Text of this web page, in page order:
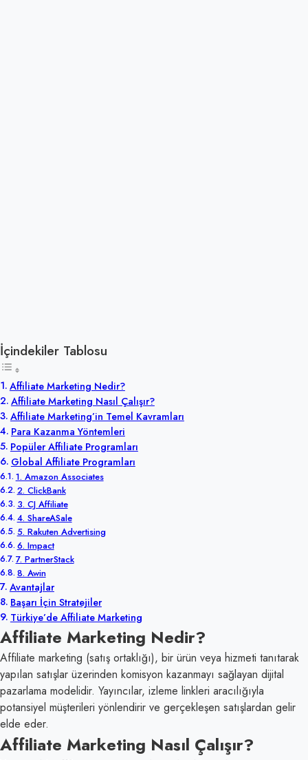
İçindekiler Tablosu
Affiliate Marketing Nedir?
Affiliate Marketing Nasıl Çalışır?
Affiliate Marketing’in Temel Kavramları
Para Kazanma Yöntemleri
Popüler Affiliate Programları
Global Affiliate Programları
1. Amazon Associates
2. ClickBank
3. CJ Affiliate
4. ShareASale
5. Rakuten Advertising
6. Impact
7. PartnerStack
8. Awin
Avantajlar
Başarı İçin Stratejiler
Türkiye’de Affiliate Marketing
Affiliate Marketing Nedir?
Affiliate marketing (satış ortaklığı), bir ürün veya hizmeti tanıtarak
yapılan satışlar üzerinden komisyon kazanmayı sağlayan dijital
pazarlama modelidir. Yayıncılar, izleme linkleri aracılığıyla
potansiyel müşterileri yönlendirir ve gerçekleşen satışlardan gelir
elde eder.
Affiliate Marketing Nasıl Çalışır?